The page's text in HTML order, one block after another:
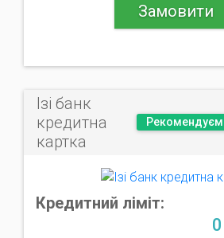
Замовити
Ізі банк
кредитна
картка
Кредитний ліміт: